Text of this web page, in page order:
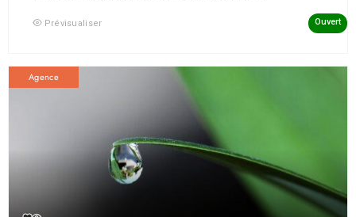
Prévisualiser Ouvert
Agence